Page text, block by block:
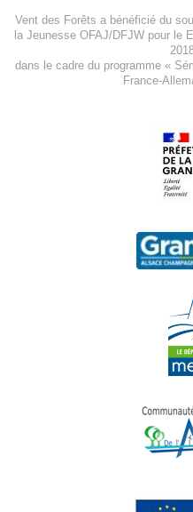
Vent des Forêts a bénéficié du
la Jeunesse OFAJ/DFJWpour le
dans le cadre du programme «
France-